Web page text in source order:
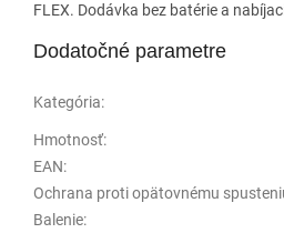
FLEX. Dodávka bez batérie a
Dodatočné parametre
Kategória:
Hmotnosť:
EAN:
Ochrana proti opätovnému
Balenie: